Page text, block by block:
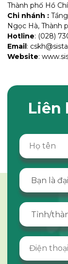
Thành phố Hồ
Chi nhánh :
Ngọc Hà, Thành
Hotline: (028)
Email:
Website:
Liên